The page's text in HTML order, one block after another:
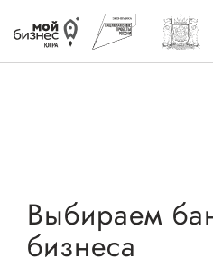
Избранное
Быть в курсе
Выбираем
бизнеса